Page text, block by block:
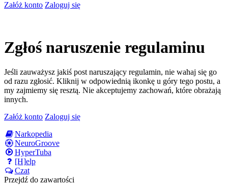
Załóż konto Zaloguj się
Zgłoś naruszenie regulaminu
Jeśli zauważysz jakiś post naruszający regulamin, nie wahaj się go
od razu zgłosić. Kliknij w odpowiednią ikonkę u góry tego postu, a
my zajmiemy się resztą. Nie akceptujemy zachowań, które obrażają
innych.
Załóż konto Zaloguj się
Narkopedia
NeuroGroove
HyperTuba
[H]elp
Czat
Przejdź do zawartości